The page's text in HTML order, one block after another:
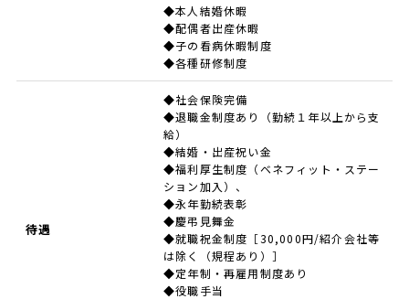
◆本人結婚休暇
◆配偶者出産休暇
◆子の看病休暇制度
◆各種研修制度
待遇
◆社会保険完備
◆退職金制度あり（勤続１年以上から支
給）
◆結婚・出産祝い金
◆福利厚生制度（ベネフィット・ステー
ション加入）、
◆永年勤続表彰
◆慶弔見舞金
◆就職祝金制度［30,000円/紹介会社等
は除く（規程あり）］
◆定年制・再雇用制度あり
◆役職手当